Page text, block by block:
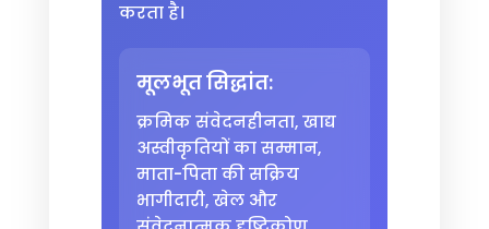
करता है।
मूलभूत सिद्धांत:
क्रमिक संवेदनहीनता, खाद्य
अस्वीकृतियों का सम्मान,
माता-पिता की सक्रिय
भागीदारी, खेल और